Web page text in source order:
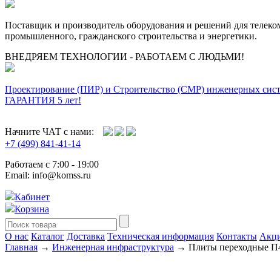
Поставщик и производитель оборудования и решений для
промышленного, гражданского строительства и энергетики.
ВНЕДРЯЕМ ТЕХНОЛОГИИ - РАБОТАЕМ С ЛЮДЬМИ!
Проектирование (ПИР) и Cтроительство (СМР) инженерных
ГАРАНТИЯ 5 лет!
Начните ЧАТ с нами:
+7 (499) 841-41-14
Работаем с 7:00 - 19:00
Email: info@komss.ru
Кабинет
Корзина
О нас Каталог Доставка Техническая информация Контакты
Главная → Инженерная инфраструктура → Плиты переходные